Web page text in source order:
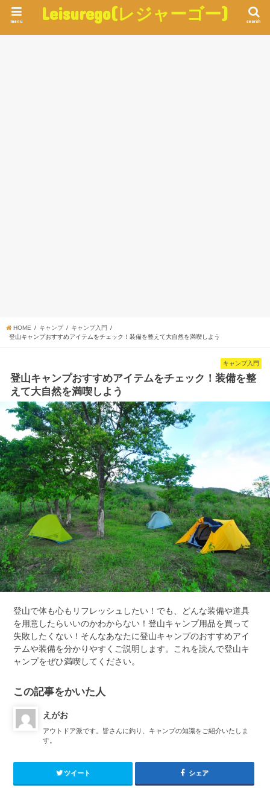
Leisurego(レジャーゴー) search
menu
HOME キャンプ
キャンプ入門
登山キャンプおすすめアイテムをチェック！装備を整えて大自然を満喫しよう
キャンプ入門
登山キャンプおすすめアイテムをチェック！装備を整
えて大自然を満喫しよう
登山で体も心もリフレッシュしたい！でも、どんな装備や道具
を用意したらいいのかわからない！登山キャンプ用品を買って
失敗したくない！そんなあなたに登山キャンプのおすすめアイ
テムや装備を分かりやすくご説明します。これを読んで登山キ
ャンプをぜひ満喫してください。
この記事をかいた人
えがお
アウトドア派です。皆さんに釣り、キャンプの知識をご紹介いたしま
す。
ツイート シェア